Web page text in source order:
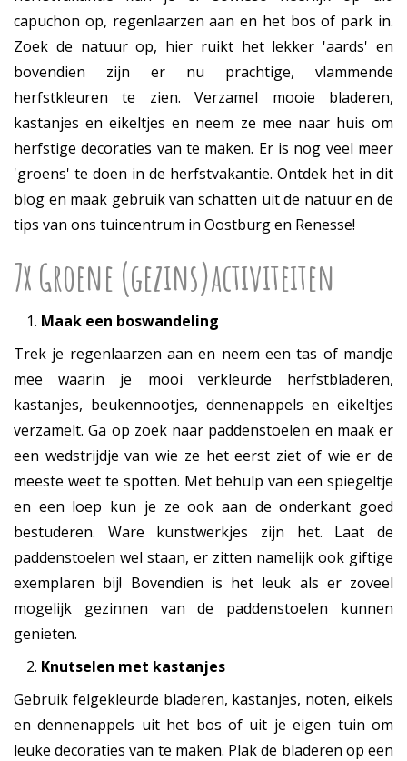
capuchon op, regenlaarzen aan en het bos of park in.
Zoek de natuur op, hier ruikt het lekker 'aards' en
bovendien zijn er nu prachtige, vlammende
herfstkleuren te zien. Verzamel mooie bladeren,
kastanjes en eikeltjes en neem ze mee naar huis om
herfstige decoraties van te maken. Er is nog veel meer
'groens' te doen in de herfstvakantie. Ontdek het in dit
blog en maak gebruik van schatten uit de natuur en de
tips van ons tuincentrum in Oostburg en Renesse!
7x Groene (gezins)activiteiten
Maak een boswandeling
Trek je regenlaarzen aan en neem een tas of mandje
mee waarin je mooi verkleurde herfstbladeren,
kastanjes, beukennootjes, dennenappels en eikeltjes
verzamelt. Ga op zoek naar paddenstoelen en maak er
een wedstrijdje van wie ze het eerst ziet of wie er de
meeste weet te spotten. Met behulp van een spiegeltje
en een loep kun je ze ook aan de onderkant goed
bestuderen. Ware kunstwerkjes zijn het. Laat de
paddenstoelen wel staan, er zitten namelijk ook giftige
exemplaren bij! Bovendien is het leuk als er zoveel
mogelijk gezinnen van de paddenstoelen kunnen
genieten.
Knutselen met kastanjes
Gebruik felgekleurde bladeren, kastanjes, noten, eikels
en dennenappels uit het bos of uit je eigen tuin om
leuke decoraties van te maken. Plak de bladeren op een